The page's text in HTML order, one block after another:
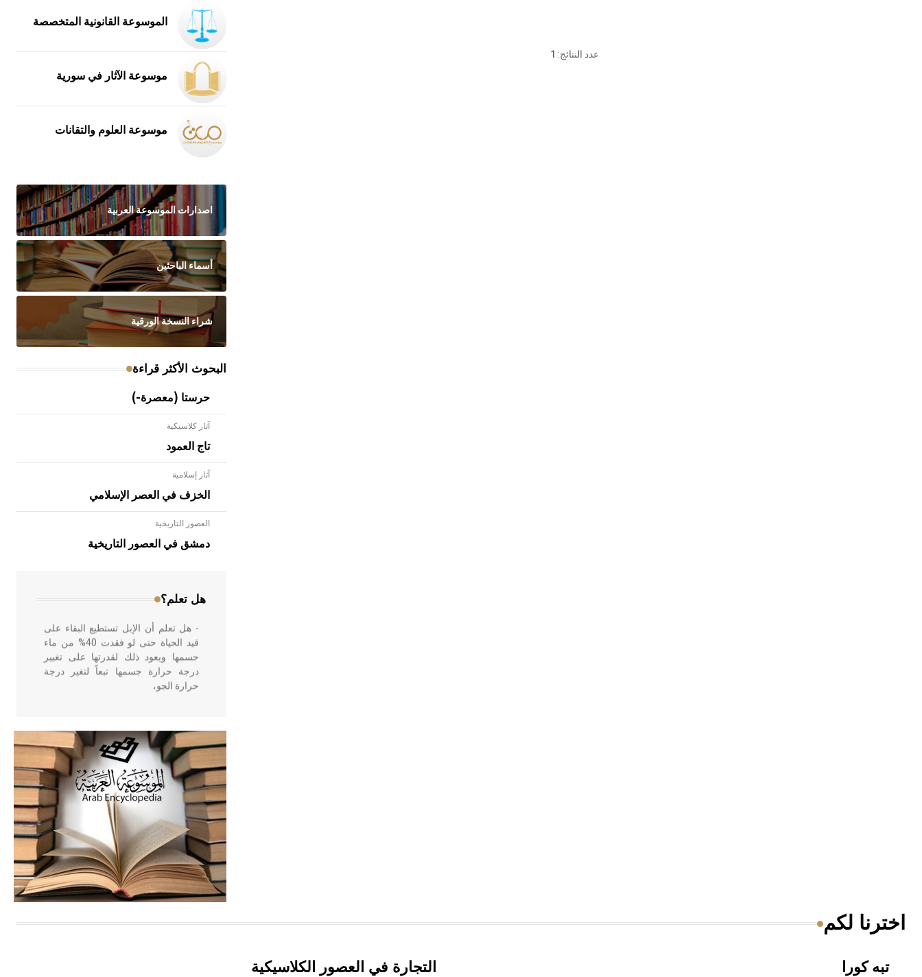
عدد النتائج: 1
الموسوعة القانونية المتخصصة
موسوعة الآثار في سورية
موسوعة العلوم والتقانات
اصدارات الموسوعة العربية
أسماء الباحثين
شراء النسخة الورقية
البحوث الأكثر قراءة
حرستا (معصرة-)
آثار كلاسيكية
تاج العمود
آثار إسلامية
الخزف في العصر الإسلامي
العصور التاريخية
دمشق في العصور التاريخية
هل تعلم؟
- هل تعلم أن الأبلق نوع من الفنون
الهندسية التي ارتبطت بالعمارة الإسلامية
في بلاد الشام ومصر خاصة، حيث يحرص
- هل تعلم أن الإبل تستطيع البقاء على
قيد الحياة حتى لو فقدت 40% من ماء
جسمها ويعود ذلك لقدرتها على تغيير
درجة حرارة جسمها تبعاً لتغير درجة
حرارة الجو،
- هل تعلم أن أبقراط كتب في الطب
أربعة مؤلفات هي: الحكم، الأدلة، تنظيم
التغذية، ورسالته في جروح الرأس.
ويعود له الفضل بأنه حرر الطب من
الدين والفلسفة.
- هل تعلم أن المرجان إفراز حيواني
يتكون في البحر ويتركب من مادة
كربونات الكلسيوم، وهو أحمر أو شديد
الحمرة وهو أجود أنواعه، ويمتاز بكبر
الحجم ويسمى الش
اخترنا لكم
تبه كورا التجارة في العصور الكلاسيكية